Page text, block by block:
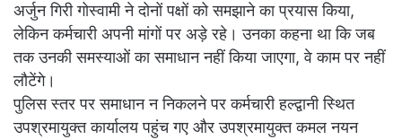
अर्जुन गिरी गोस्वामी ने दोनों पक्षों को समझाने का प्रयास किया,
लेकिन कर्मचारी अपनी मांगों पर अड़े रहे। उनका कहना था कि जब
तक उनकी समस्याओं का समाधान नहीं किया जाएगा, वे काम पर नहीं
लौटेंगे।
पुलिस स्तर पर समाधान न निकलने पर कर्मचारी हल्द्वानी स्थित
उपश्रमायुक्त कार्यालय पहुंच गए और उपश्रमायुक्त कमल नयन